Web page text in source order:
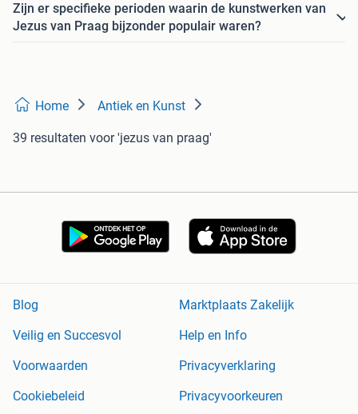
Zijn er specifieke perioden waarin de kunstwerken van
Jezus van Praag bijzonder populair waren?
Home Antiek en Kunst
39 resultaten voor 'jezus van praag'
Blog
Marktplaats Zakelijk
Veilig en Succesvol
Help en Info
Voorwaarden
Privacyverklaring
Cookiebeleid
Privacyvoorkeuren